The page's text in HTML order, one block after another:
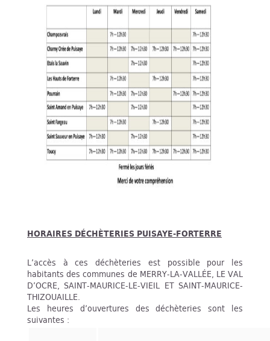
HORAIRES DÉCHÈTERIES PUISAYE-FORTERRE
L’accès à ces déchèteries est possible pour les
habitants des communes de MERRY-LA-VALLÉE, LE VAL
D’OCRE, SAINT-MAURICE-LE-VIEIL ET SAINT-MAURICE-
THIZOUAILLE.
Les heures d’ouvertures des déchèteries sont les
suivantes :